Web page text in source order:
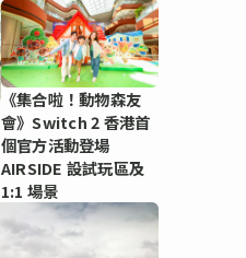
《集合啦！動物森友
會》Switch 2 香港首
個官方活動登場
AIRSIDE 設試玩區及
1:1 場景